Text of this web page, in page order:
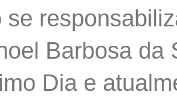
se
Barbosa da
Dia e